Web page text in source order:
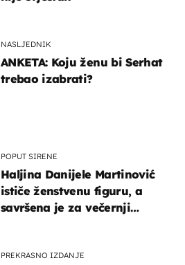
NASLJEDNIK
ANKETA: Koju ženu bi Serhat
trebao izabrati?
POPUT SIRENE
Haljina Danijele Martinović
ističe ženstvenu figuru, a
savršena je za večernji
PREKRASNO IZDANJE